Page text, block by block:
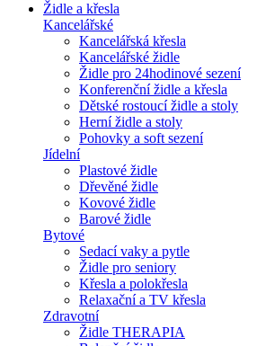
Židle a křesla
Kancelářské
Kancelářská křesla
Kancelářské židle
Židle pro 24hodinové sezení
Konferenční židle a křesla
Dětské rostoucí židle a stoly
Herní židle a stoly
Pohovky a soft sezení
Jídelní
Plastové židle
Dřevěné židle
Kovové židle
Barové židle
Bytové
Sedací vaky a pytle
Židle pro seniory
Křesla a polokřesla
Relaxační a TV křesla
Zdravotní
Židle THERAPIA